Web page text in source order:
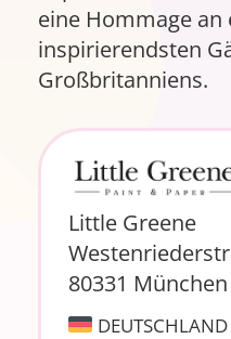
eine Hommage an
inspirierendsten
Großbritanniens.
Little Greene
80331 München
DEUTSCHLAND